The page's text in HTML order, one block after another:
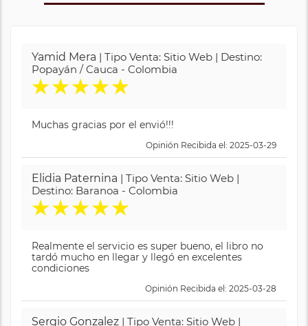
Yamid Mera | Tipo Venta: Sitio Web | Destino:
Popayán / Cauca - Colombia
★★★★★
Muchas gracias por el envió!!!
Opinión Recibida el: 2025-03-29
Elidia Paternina | Tipo Venta: Sitio Web |
Destino: Baranoa - Colombia
★★★★★
Realmente el servicio es super bueno, el libro no
tardó mucho en llegar y llegó en excelentes
condiciones
Opinión Recibida el: 2025-03-28
Sergio Gonzalez | Tipo Venta: Sitio Web |